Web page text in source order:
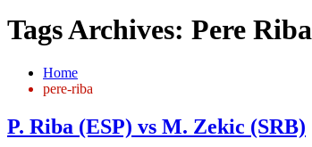
Tags Archives: Pere Riba
Home
pere-riba
P. Riba (ESP) vs M. Zekic (SRB)